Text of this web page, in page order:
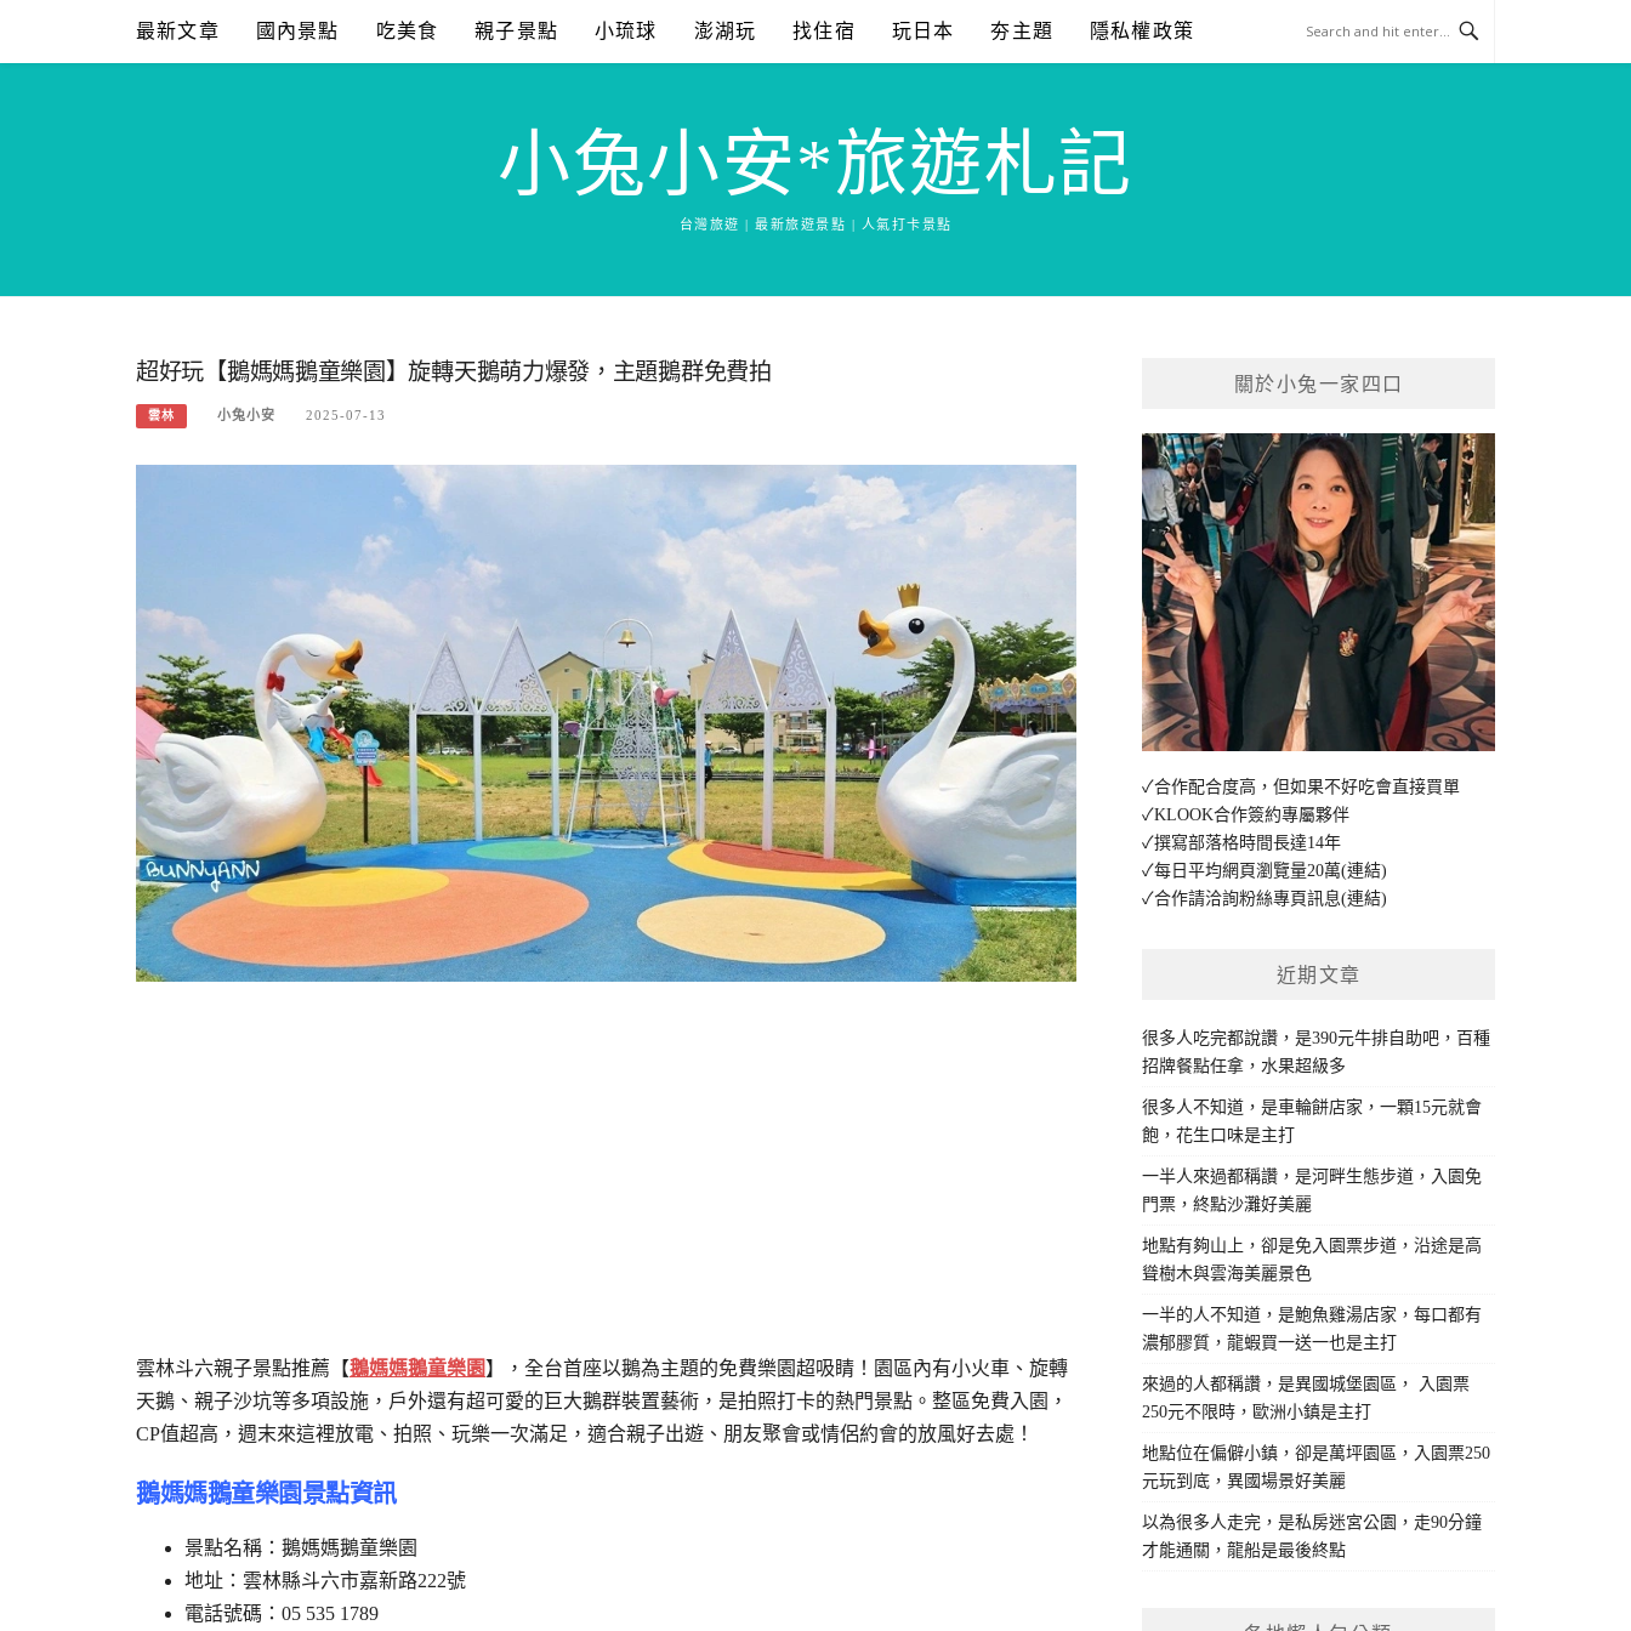
content
最新文章 國內景點 吃美食 親子景點 小琉球 澎湖玩 找住宿 玩日本 夯主題 隱私權政策
小兔小安*旅遊札記
台灣旅遊 | 最新旅遊景點 | 人氣打卡景點
超好玩【鵝媽媽鵝童樂園】旋轉天鵝萌力爆發，主題鵝群免費拍
雲林 小兔小安 2025-07-13
雲林斗六親子景點推薦【鵝媽媽鵝童樂園 】，全台首座以鵝為主題的免費樂園超吸睛！園區內有小火車、旋轉
天鵝、親子沙坑等多項設施，戶外還有超可愛的巨大鵝群裝置藝術，是拍照打卡的熱門景點。整區免費入園，
CP值超高，週末來這裡放電、拍照、玩樂一次滿足，適合親子出遊、朋友聚會或情侶約會的放風好去處！
鵝媽媽鵝童樂園景點資訊
景點名稱：鵝媽媽鵝童樂園
地址：雲林縣斗六市嘉新路222號
電話號碼：05 535 1789
關於小兔一家四口
✓合作配合度高，但如果不好吃會直接買單
✓KLOOK合作簽約專屬夥伴
✓撰寫部落格時間長達14年
✓每日平均網頁瀏覽量20萬(連結)
✓合作請洽詢粉絲專頁訊息(連結)
近期文章
很多人吃完都說讚，是390元牛排自助吧，百種
招牌餐點任拿，水果超級多
很多人不知道，是車輪餅店家，一顆15元就會
飽，花生口味是主打
一半人來過都稱讚，是河畔生態步道，入園免
門票，終點沙灘好美麗
地點有夠山上，卻是免入園票步道，沿途是高
聳樹木與雲海美麗景色
一半的人不知道，是鮑魚雞湯店家，每口都有
濃郁膠質，龍蝦買一送一也是主打
來過的人都稱讚，是異國城堡園區， 入園票
250元不限時，歐洲小鎮是主打
地點位在偏僻小鎮，卻是萬坪園區，入園票250
元玩到底，異國場景好美麗
以為很多人走完，是私房迷宮公園，走90分鐘
才能通關，龍船是最後終點